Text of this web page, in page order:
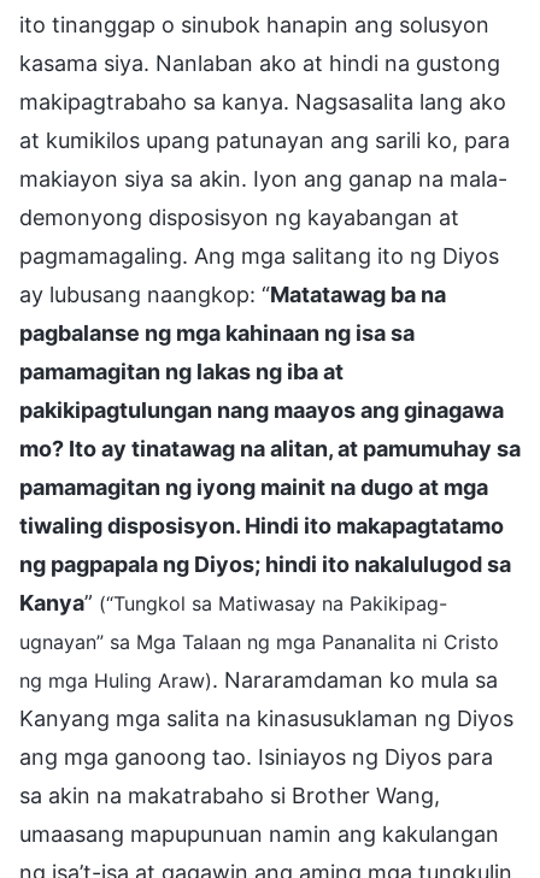
ito tinanggap o sinubok hanapin ang solusyon
kasama siya. Nanlaban ako at hindi na gustong
makipagtrabaho sa kanya. Nagsasalita lang ako
at kumikilos upang patunayan ang sarili ko, para
makiayon siya sa akin. Iyon ang ganap na mala-
demonyong disposisyon ng kayabangan at
pagmamagaling. Ang mga salitang ito ng Diyos
ay lubusang naangkop: “Matatawag ba na
pagbalanse ng mga kahinaan ng isa sa
pamamagitan ng lakas ng iba at
pakikipagtulungan nang maayos ang ginagawa
mo? Ito ay tinatawag na alitan, at pamumuhay sa
pamamagitan ng iyong mainit na dugo at mga
tiwaling disposisyon. Hindi ito makapagtatamo
ng pagpapala ng Diyos; hindi ito nakalulugod sa
Kanya” (“Tungkol sa Matiwasay na Pakikipag-
ugnayan” sa Mga Talaan ng mga Pananalita ni Cristo
ng mga Huling Araw). Nararamdaman ko mula sa
Kanyang mga salita na kinasusuklaman ng Diyos
ang mga ganoong tao. Isiniayos ng Diyos para
sa akin na makatrabaho si Brother Wang,
umaasang mapupunuan namin ang kakulangan
ng isa’t-isa at gagawin ang aming mga tungkulin